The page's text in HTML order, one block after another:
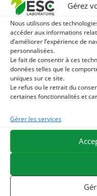
Gérez
Nous utilisons des
accéder aux informations
d’améliorer l’expérience de
personnalisées.
Le fait de consentir à ces
données telles que le
uniques sur ce site.
Le refus ou le retrait du
certaines fonctionnalités et
Gérer les services
Ils pourraient vous
1 LEVURE
INTESTINALE
2 HUILE
3 ARTHROMIX
EXPÉDITION EN 48/72H
PAIEMENT